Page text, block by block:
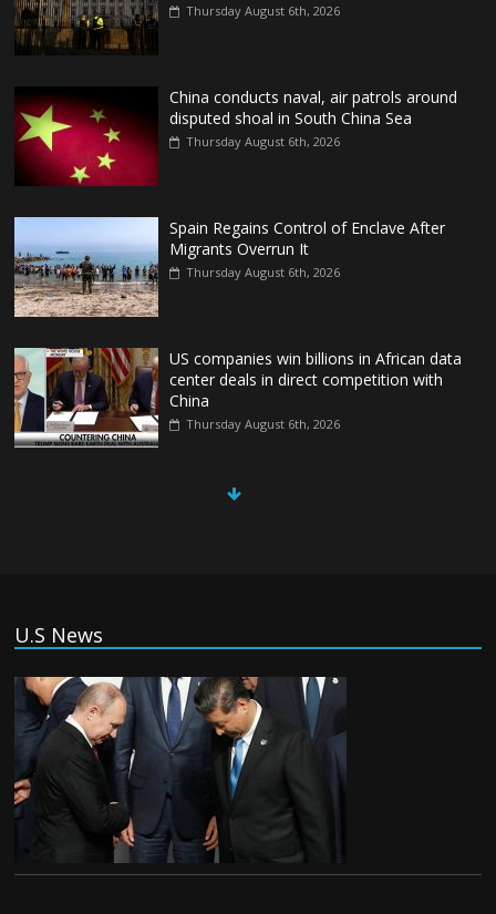
Thursday August 6th, 2026
China conducts naval, air patrols around
disputed shoal in South China Sea
Thursday August 6th, 2026
Spain Regains Control of Enclave After
Migrants Overrun It
Thursday August 6th, 2026
US companies win billions in African data
center deals in direct competition with
China
Thursday August 6th, 2026
China, Russia, Iran and North Korea
(Tiếng Việt) Trung Quốc va chạm với
Philippines trong khi vẫn cứu thuyền viên
Việt Nam, vì sao?
Tuesday August 4th, 2026
(Tiếng Việt) Ba người thiệt mạng khi bom
U.S News